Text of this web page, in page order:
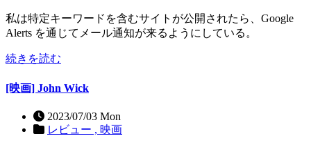
私は特定キーワードを含むサイトが公開されたら、Google
Alerts を通じてメール通知が来るようにしている。
続きを読む
[映画] John Wick
2023/07/03 Mon
レビュー , 映画